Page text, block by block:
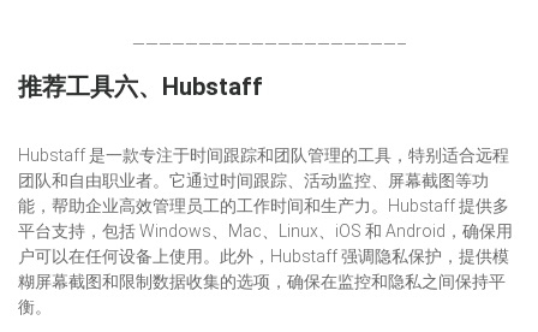
————————————————————–
推荐工具六、Hubstaff
Hubstaff 是一款专注于时间跟踪和团队管理的工具，特别适合远程
团队和自由职业者。它通过时间跟踪、活动监控、屏幕截图等功
能，帮助企业高效管理员工的工作时间和生产力。Hubstaff 提供多
平台支持，包括 Windows、Mac、Linux、iOS 和 Android，确保用
户可以在任何设备上使用。此外，Hubstaff 强调隐私保护，提供模
糊屏幕截图和限制数据收集的选项，确保在监控和隐私之间保持平
衡。